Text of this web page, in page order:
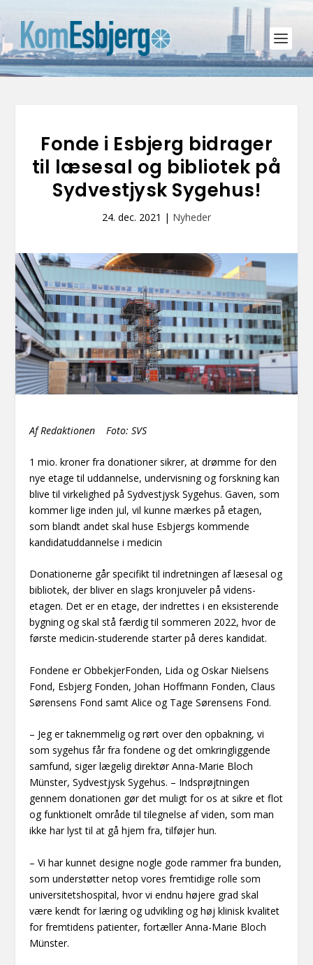
Fonde i Esbjerg bidrager
til læsesal og bibliotek på
Sydvestjysk Sygehus!
24. dec. 2021 | Nyheder
Af Redaktionen Foto: SVS
1 mio. kroner fra donationer sikrer, at drømme for den
nye etage til uddannelse, undervisning og forskning kan
blive til virkelighed på Sydvestjysk Sygehus. Gaven, som
kommer lige inden jul, vil kunne mærkes på etagen,
som blandt andet skal huse Esbjergs kommende
kandidatuddannelse i medicin
Donationerne går specifikt til indretningen af læsesal og
bibliotek, der bliver en slags kronjuveler på videns-
etagen. Det er en etage, der indrettes i en eksisterende
bygning og skal stå færdig til sommeren 2022, hvor de
første medicin-studerende starter på deres kandidat.
Fondene er ObbekjerFonden, Lida og Oskar Nielsens
Fond, Esbjerg Fonden, Johan Hoffmann Fonden, Claus
Sørensens Fond samt Alice og Tage Sørensens Fond.
– Jeg er taknemmelig og rørt over den opbakning, vi
som sygehus får fra fondene og det omkringliggende
samfund, siger lægelig direktør Anna-Marie Bloch
Münster, Sydvestjysk Sygehus. – Indsprøjtningen
gennem donationen gør det muligt for os at sikre et flot
og funktionelt område til tilegnelse af viden, som man
ikke har lyst til at gå hjem fra, tilføjer hun.
– Vi har kunnet designe nogle gode rammer fra bunden,
som understøtter netop vores fremtidige rolle som
universitetshospital, hvor vi endnu højere grad skal
være kendt for læring og udvikling og høj klinisk kvalitet
for fremtidens patienter, fortæller Anna-Marie Bloch
Münster.